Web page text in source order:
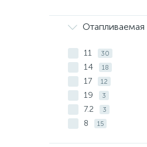
11 30
14 18
17 12
19 3
7.2 3
8 15